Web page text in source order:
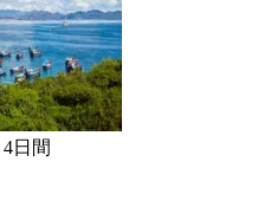
4日間